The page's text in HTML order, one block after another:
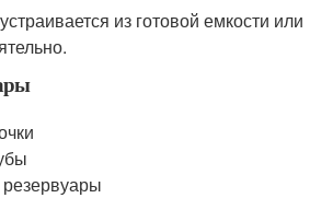
из готовой емкости или